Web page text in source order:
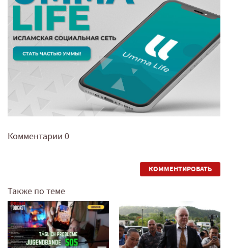
Комментарии 0
КОММЕНТИРОВАТЬ
Также по теме